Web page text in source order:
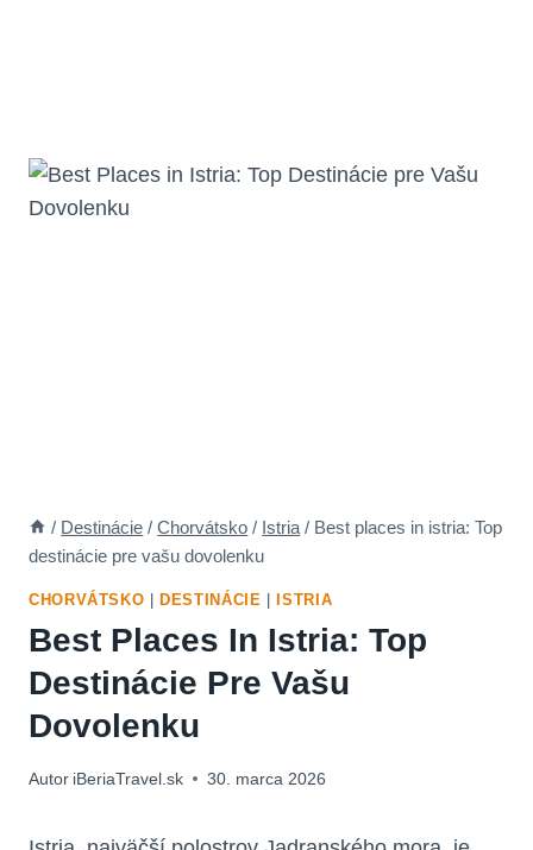
/ Destinácie / Chorvátsko / Istria / Best places in istria: Top
destinácie pre vašu dovolenku
CHORVÁTSKO DESTINÁCIE ISTRIA
Best Places In Istria: Top
Destinácie Pre Vašu
Dovolenku
Autor iBeriaTravel.sk 30. marca 2026